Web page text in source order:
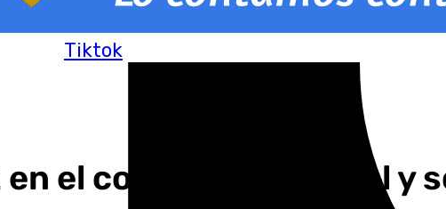
Tiktok
el congreso regional y